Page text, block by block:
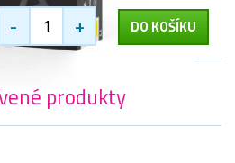
- + DO KOŠÍKU
produkty